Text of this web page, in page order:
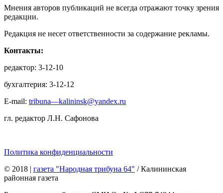
Мнения авторов публикаций не всегда отражают точку зрения
редакции.
Редакция не несет ответственности за содержание рекламы.
Контакты:
редактор: 3-12-10
бухгалтерия: 3-12-12
E-mail: tribuna—kalininsk@yandex.ru
гл. редактор Л.Н. Сафонова
Политика конфиденциальности
© 2018 | газета "Народная трибуна 64" / Калининская
районная газета